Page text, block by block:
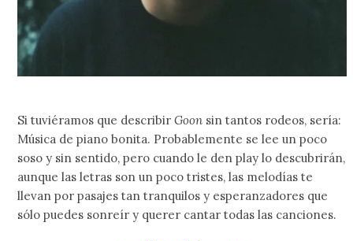
Si tuviéramos que describirGoon sin tantos rodeos, sería:
Música de piano bonita. Probablemente se lee un poco
soso y sin sentido, pero cuando le den play lo descubrirán,
aunque las letras son un poco tristes, las melodías te
llevan por pasajes tan tranquilos y esperanzadores que
sólo puedes sonreír y querer cantar todas las canciones.